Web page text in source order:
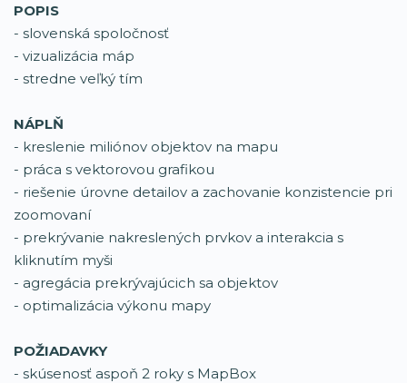
POPIS
- slovenská spoločnosť
- vizualizácia máp
- stredne veľký tím
NÁPLŇ
- kreslenie miliónov objektov na mapu
- práca s vektorovou grafikou
- riešenie úrovne detailov a zachovanie konzistencie pri
zoomovaní
- prekrývanie nakreslených prvkov a interakcia s
kliknutím myši
- agregácia prekrývajúcich sa objektov
- optimalizácia výkonu mapy
POŽIADAVKY
- skúsenosť aspoň 2 roky s MapBox